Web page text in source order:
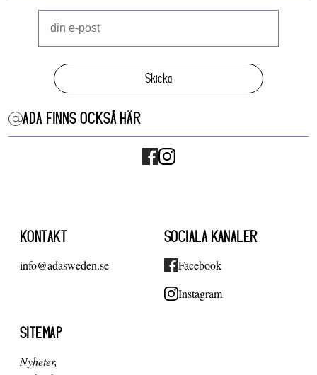
Skicka
ADA FINNS OCKSÅ HÄR
KONTAKT
info@adasweden.se
SOCIALA KANALER
Facebook
Instagram
SITEMAP
Nyheter